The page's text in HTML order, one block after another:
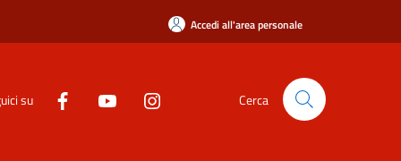
Accedi all'area personale
su Cerca